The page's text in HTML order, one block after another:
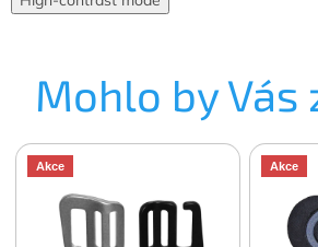
Mohlo by Vás
Akce Akce